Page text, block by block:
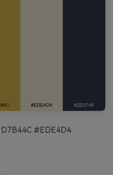
#EDE4D4